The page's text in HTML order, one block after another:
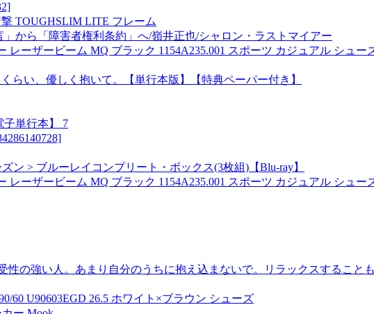
TOUGHSLIM LITE フレーム
から「障害者権利条約」へ/嶺井正也/シャロン・ラストマイアー
ーザービーム MQ ブラック 1154A235.001 スポーツ カジュアル シュー
らい、優しく抱いて。【単行本版】【特典ペーパー付き】
子単行本】 7
ン > ブルーレイコンプリート・ボックス(3枚組)【Blu-ray】
ーザービーム MQ ブラック 1154A235.001 スポーツ カジュアル シュー
性の強い人。あまり自分のうちに抱え込まないで。リラックスすることも
60 U90603EGD 26.5 ホワイト×ブラウン シューズ